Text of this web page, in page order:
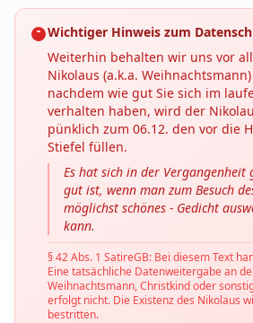
Wichtiger Hinweis zum
Weiterhin behalten wir uns vor
Nikolaus (a.k.a.
nachdem wie gut Sie sich im
verhalten haben, wird der
pünklich zum 06.12. den vor die
Stiefel füllen.
Es hat sich in der Vergangenheit
gut ist, wenn man zum Besuch
möglichst schönes - Gedicht
kann.
§ 42 Abs. 1 SatireGB: Bei diesem Text
Eine tatsächliche Datenweitergabe an
Weihnachtsmann, Christkind oder
erfolgt nicht. Die Existenz des Nikolaus
bestritten.